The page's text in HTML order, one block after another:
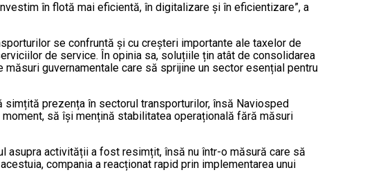
în flotă mai eficientă, în digitalizare și în eficientizare”, a
se confruntă și cu creșteri importante ale taxelor de
de service. În opinia sa, soluțiile țin atât de consolidarea
măsuri guvernamentale care să sprijine un sector esențial pentru
prezența în sectorul transporturilor, însă Naviosped
să își mențină stabilitatea operațională fără măsuri
asupra activității a fost resimțit, însă nu într-o măsură care să
compania a reacționat rapid prin implementarea unui